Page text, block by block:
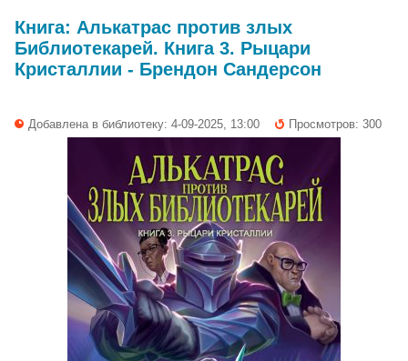
Книга: Алькатрас против злых
Библиотекарей. Книга 3. Рыцари
Кристаллии - Брендон Сандерсон
Добавлена в библиотеку: 4-09-2025, 13:00 Просмотров: 300